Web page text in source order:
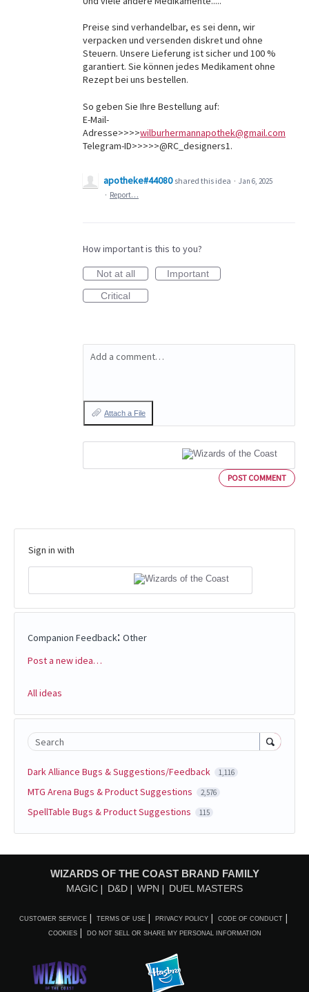
Preise sind verhandelbar, es sei denn, wir
verpacken und versenden diskret und ohne
Steuern. Unsere Lieferung ist sicher und 100 %
garantiert. Sie können jedes Medikament ohne
Rezept bei uns bestellen.
So geben Sie Ihre Bestellung auf:
E-Mail-
Adresse>>>>wilburhermannapothek@gmail.com
Telegram-ID>>>>>@RC_designers1.
apotheke#44080 shared this idea · Jan 6, 2025
· Report…
How important is this to you?
Not at all
Important
Critical
Add a comment…
Attach a File
POST COMMENT
Sign in with
Companion Feedback: Other
Categories
Post a new idea…
All ideas
Search
Dark Alliance Bugs & Suggestions/Feedback 1,116
MTG Arena Bugs & Product Suggestions 2,576
SpellTable Bugs & Product Suggestions 115
WIZARDS OF THE COAST BRAND FAMILY
MAGIC D&D WPN DUEL MASTERS
CUSTOMER SERVICE TERMS OF USE PRIVACY POLICY CODE OF CONDUCT
COOKIES DO NOT SELL OR SHARE MY PERSONAL INFORMATION